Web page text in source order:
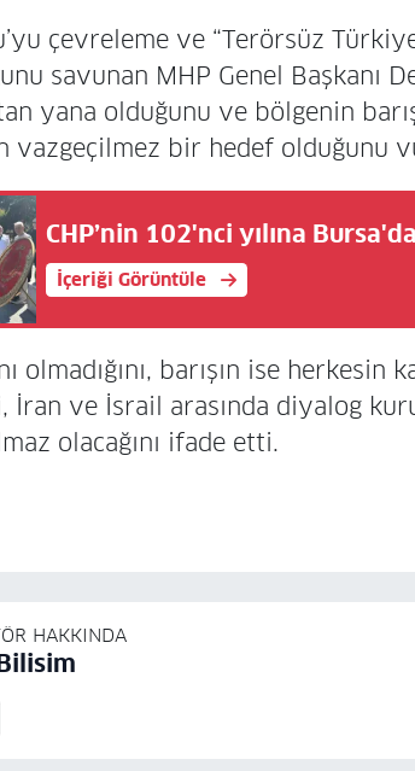
çevreleme ve “Terörsüz
savunan MHP Genel Başkanı
yana olduğunu ve bölgenin
vazgeçilmez bir hedef olduğunu
CHP’nin 102'nci yılına
İçeriği Görüntüle
olmadığını, barışın ise herkesin
İran ve İsrail arasında diyalog
olacağını ifade etti.
HAKKINDA